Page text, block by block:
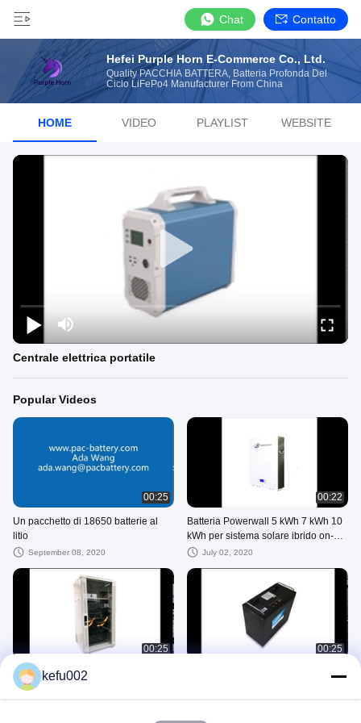
Chat Contatto
Hefei Purple Horn E-Commerce Co., Ltd.
Quality PACCHIA BATTERA, Batteria Profonda Del
Ciclo LiFePo4 Manufacturer From China
HOME VIDEO PLAYLIST WEBSITE
Centrale elettrica portatile
Popular Videos
00:25
Un pacchetto di 18650 batterie al
litio
September 08, 2020
00:22
Batteria Powerwall 5 kWh 7 kWh 10
kWh per sistema solare ibrido on-
grid off-grid
July 02, 2020
00:25
Sistemi batteria ad alta tensione
September 08, 2020
00:25
kefu002